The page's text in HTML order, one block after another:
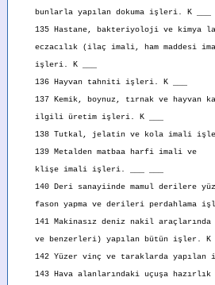
bunlarla yapılan dokuma işleri. K ___
135 Hastane, bakteriyoloji ve kimya
eczacılık (ilaç imali, ham maddesi
işleri. K ___
136 Hayvan tahniti işleri. K ___
137 Kemik, boynuz, tırnak ve hayvan
ilgili üretim işleri. K ___
138 Tutkal, jelatin ve kola imali
139 Metalden matbaa harfi imali ve
klişe imali işleri. ___ ___
140 Deri sanayiinde mamul derilere
fason yapma ve derileri perdahlama
141 Makinasız deniz nakil araçlarında
ve benzerleri) yapılan bütün işler. K
142 Yüzer vinç ve taraklarda yapılan
143 Hava alanlarındaki uçuşa